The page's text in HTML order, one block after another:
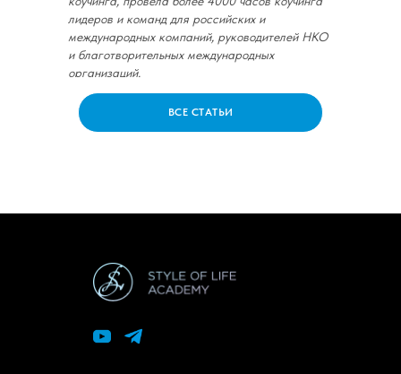
лидеров и команд для российских и
международных компаний, руководителей НКО
и благотворительных международных
организаций.
ВСЕ СТАТЬИ